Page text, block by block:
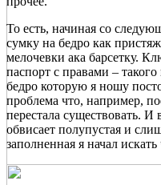
То есть, начиная со
сумку на бедро как
мелочевки ака барсетку.
паспорт с правами –
бедро которую я ношу
проблема что, например,
перестала существовать. И
обвисает полупустая и
заполненная я начал